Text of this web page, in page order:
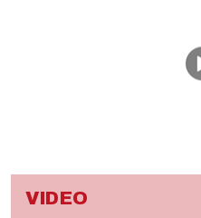
VIDEO